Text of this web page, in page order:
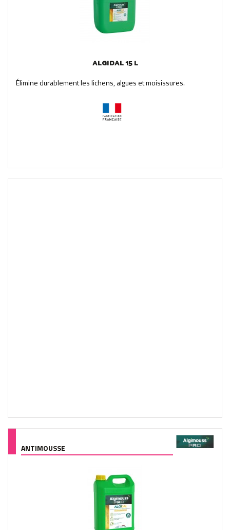
ALGIDAL 15 L
Élimine durablement les lichens, algues et moisissures.
ANTIMOUSSE